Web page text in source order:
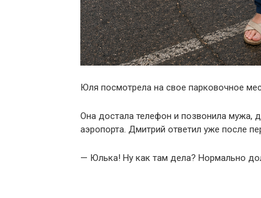
Юля посмотрела на свое парковочное
Она достала телефон и позвонила мужа,
аэропорта. Дмитрий ответил уже после
— Юлька! Ну как там дела? Нормально